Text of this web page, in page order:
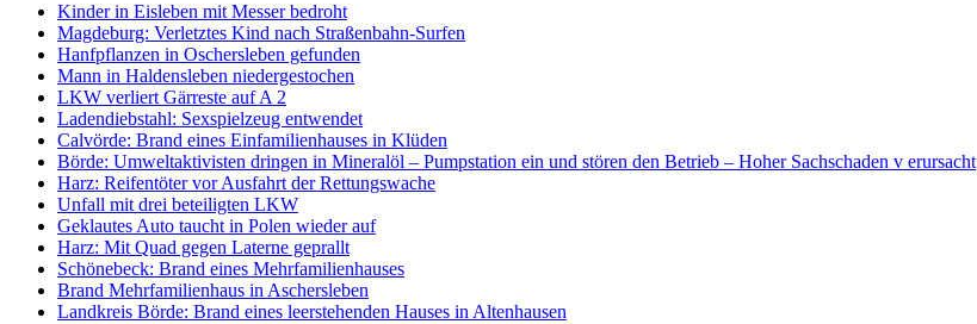
Kinder in Eisleben mit Messer bedroht
Magdeburg: Verletztes Kind nach Straßenbahn-Surfen
Hanfpflanzen in Oschersleben gefunden
Mann in Haldensleben niedergestochen
LKW verliert Gärreste auf A 2
Ladendiebstahl: Sexspielzeug entwendet
Calvörde: Brand eines Einfamilienhauses in Klüden
Börde: Umweltaktivisten dringen in Mineralöl – Pumpstation ein und stören den Betrieb – Hoher Sachschaden v erursacht
Harz: Reifentöter vor Ausfahrt der Rettungswache
Unfall mit drei beteiligten LKW
Geklautes Auto taucht in Polen wieder auf
Harz: Mit Quad gegen Laterne geprallt
Schönebeck: Brand eines Mehrfamilienhauses
Brand Mehrfamilienhaus in Aschersleben
Landkreis Börde: Brand eines leerstehenden Hauses in Altenhausen